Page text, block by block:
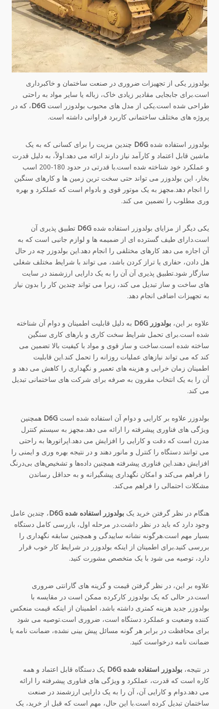
بولدوزر یکی از تجهیزات ضروری در صنعت ساختمان و خاکبرداری
است.برای جابجایی مقادیر زیادی خاک، زباله یا سایر مواد به راحتی
طراحی شده است.یکی از مدل های محبوب بولدوزر است D6G، که در
پروژه های مختلف ساختمانی کاربرد فراوانی داشته است.
بولدوزر استفاده شده D6G چندین مزیت را برای کسانی که به یک
ماشین قابل اعتماد و کارآمد نیاز دارند ارائه می دهد.اولاً، به دلیل قدرت
و عملکرد خود شناخته شده است.با قدرتی در حدود 180-200 اسب
بخار، این بولدوزر می تواند حتی سخت ترین زمین ها و کارهای سنگین
را انجام دهد.مجهز به یک موتور قوی و بادوام است که عملکرد و بهره
وری مطلوب را تضمین می کند.
یکی دیگر از مزایای بولدوزر استفاده شده D6G تطبیق پذیری آن
است.دارای طیف گسترده ای از ضمیمه ها و لوازم جانبی است که به
آن اجازه می دهد کارهای مختلفی را انجام دهد.این بولدوزر چه در حال
هل دادن، حفاری یا تراز کردن باشد، می تواند با شرایط مختلف شغلی
سازگار شود.تطبیق پذیری آن آن را به یک دارایی ارزشمند در سایت
های ساخت و ساز تبدیل می کند، زیرا می تواند چندین کار را بدون نیاز
به تجهیزات اضافی انجام دهد.
علاوه بر این، بولدوزر D6G
به دلیل قابلیت اطمینان و دوام آن شناخته
شده است.برای تحمل شرایط سخت کاری و بارهای کاری سنگین
ساخته شده است.ساخت و ساز قوی و مواد با کیفیت بالا تضمین می
کند که می تواند نیازهای عملیات روزانه را تحمل کند.این قابلیت
اطمینان زمان خرابی و هزینه های تعمیر و نگهداری را کاهش می دهد و
آن را به یک انتخاب مقرون به صرفه برای شرکت های ساختمانی تبدیل
می کند.
بولدوزر علاوه بر کارایی و دوام آن استفاده شده است D6G همچنین
ویژگی های فناوری پیشرفته را ارائه می دهد.مجهز به سیستم کنترل
مدرن است که دقت و کارایی را افزایش می دهد.اپراتورها به راحتی
می توانند دستگاه را کنترل و مانور دهند و در نتیجه بهره وری و ایمنی را
افزایش دهند.این فناوری پیشرفته همچنین داده‌ها و تشخیص‌های بی‌درنگ
را فراهم می‌کند و امکان نگهداری پیشگیرانه و به حداقل رساندن
مشکلات احتمالی را فراهم می‌کند.
هنگام در نظر گرفتن خرید یک بولدوزر استفاده شده D6G
، چندین عامل
وجود دارد که باید در نظر داشت.در مرحله اول، بازرسی کامل دستگاه
بسیار مهم است.هرگونه نشانه ساییدگی و همچنین سابقه نگهداری را
بررسی کنید.برای اطمینان از اینکه بولدوزر در شرایط کار خوب قرار
دارد، توصیه می شود با یک متخصص مشورت کنید.
علاوه بر این، در نظر گرفتن قیمت و گزینه های گارانتی ضروری
است.در حالی که یک بولدوزر کارکرده ممکن است در مقایسه با
بولدوزر جدید هزینه کمتری داشته باشد، اطمینان از اینکه قیمت منعکس
کننده وضعیت و عملکرد دستگاه است، ضروری است.توصیه می شود
برای محافظت در برابر هر گونه مسائل پیش بینی نشده، ضمانت نامه یا
ضمانت نامه درخواست کنید.
در نتیجه، بولدوزر استفاده شده D6G
یک دستگاه قابل اعتماد و همه
کاره است که قدرت، عملکرد و ویژگی های فناوری پیشرفته را ارائه
می دهد.دوام و کارایی آن، آن را به یک دارایی ارزشمند در صنعت
ساختمان تبدیل کرده است.با این حال، مهم است که قبل از خرید، یک